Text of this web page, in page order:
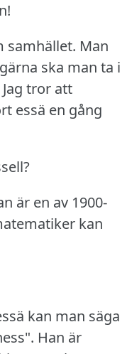
samhället. Man
ska man ta i
Jag tror att
essä en gång
är en av 1900-
kan
kan man säga
Han är